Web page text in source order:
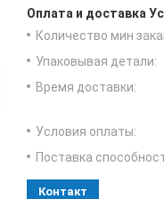
Оплата и доставка
Количество мин
Упаковывая детали:
Время доставки:
Условия оплаты:
Поставка
Контакт